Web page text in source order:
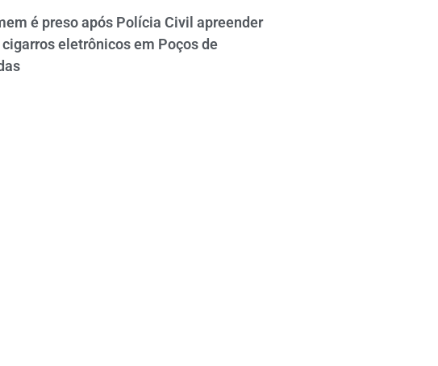
é preso após Polícia Civil apreender
cigarros eletrônicos em Poços de